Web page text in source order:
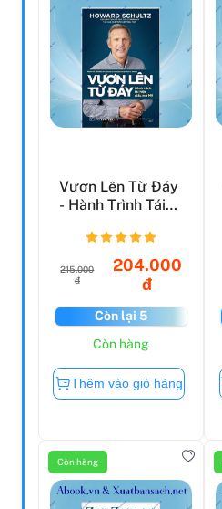
Vươn Lên Từ Đáy
- Hành Trình Tái
215.000
đ
204.000
đ
Còn lại 5
Còn hàng
Thêm vào giỏ hàng
Còn hàng